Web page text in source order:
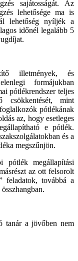
sajátosságát. Az
lehetősége ma is
lehetőség nyíljék a
időnél legalább 5
illetmények, és
formájukban
pótlékrendszer teljes
csökkentését, mint
pótlékának
az, hogy esetleges
e pótlék.
és a
megszűnjön.
pótlék megállapítási
az ott felsorolt
feladatok, továbbá a
tanár a jövőben nem